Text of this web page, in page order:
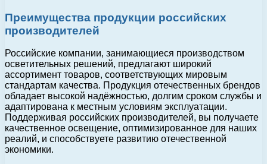
Преимущества продукции российских
производителей
Российские компании, занимающиеся производством
осветительных решений, предлагают широкий
ассортимент товаров, соответствующих мировым
стандартам качества. Продукция отечественных брендов
обладает высокой надёжностью, долгим сроком службы и
адаптирована к местным условиям эксплуатации.
Поддерживая российских производителей, вы получаете
качественное освещение, оптимизированное для наших
реалий, и способствуете развитию отечественной
экономики.